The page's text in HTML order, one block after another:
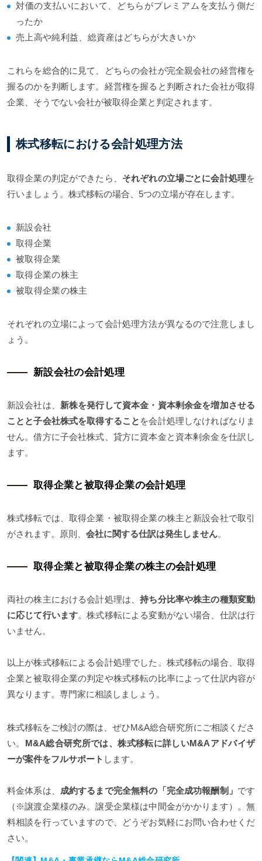
対価の支払いにおいて、どちらがプレミアムを支払う側だ
ったか
売上高や純利益、総資産はどちらが大きいか
これらを総合的に見て、どちらの会社が完全親会社の経営権を
握るのかを判断します。経営権を握ると判断された会社が取得
企業、そうでない会社が被取得企業と判定されます。
株式移転における会計処理方法
取得企業の判定ができたら、 それぞれの立場ごとに会計処理を
行いましょう。株式移転の場合、5つの立場が存在します。
新設会社
取得企業
被取得企業
取得企業の株主
被取得企業の株主
それぞれの立場によって会計処理方法が異なるので注意しまし
ょう。
新設会社の会計処理
新設会社は、 新株を発行して資本金・資本剰余金を増加させる
ことと子会社株式を取得すること を会計処理しなければなりま
せん。借方に子会社株式、貸方に資本金と資本剰余金を仕訳し
ます。
取得企業と被取得企業の会計処理
株式移転では、取得企業・被取得企業の株主と新設会社で取引
がされます。原則、 会社に関する仕訳は発生しません。
取得企業と被取得企業の株主の会計処理
両社の株主における会計処理は、持ち分比率や株主の種類変動
に応じて行います。株式移転による変動がない場合、仕訳は行
いません。
以上が株式移転による会計処理でした。株式移転の場合、取得
企業と被取得企業の判定や株式移転の比率によって仕訳内容が
異なります。専門家に相談しましょう。
株式移転をご検討の際は、ぜひM&A総合研究所にご相談くださ
い。 M&A総合研究所では、株式移転に詳しいM&Aアドバイザ
ーが案件をフルサポート します。
料金体系は、 成約するまで完全無料の「完全成功報酬制」 です
（※譲渡企業様のみ。譲受企業様は中間金がかかります）。無
料相談を行っていますので、どうぞお気軽にお問い合わせくだ
さい。